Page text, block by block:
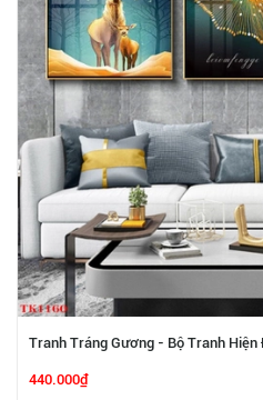
Tranh Tráng Gương - Bộ Tranh Hiện
440.000₫